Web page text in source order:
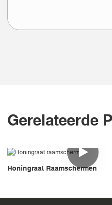
Gerelateerde
Honingraat Raamschermen